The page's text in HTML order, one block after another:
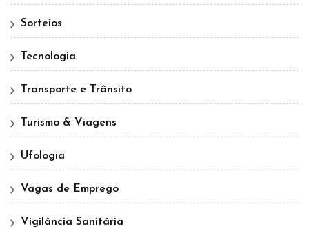
Sorteios
Tecnologia
Transporte e Trânsito
Turismo & Viagens
Ufologia
Vagas de Emprego
Vigilância Sanitária